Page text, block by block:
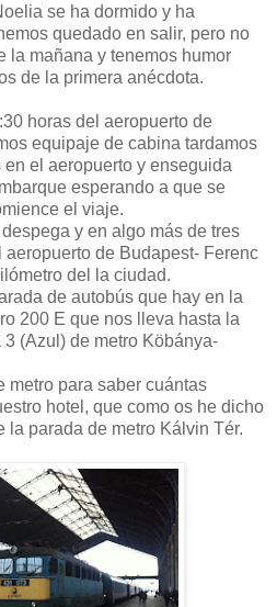
se ha dormido y ha
quedado en salir, pero no
la mañana y tenemos humor
de la primera anécdota.
horas del aeropuerto de
equipaje de cabina tardamos
el aeropuerto y enseguida
esperando a que se
el viaje.
y en algo más de tres
de Budapest- Ferenc
del la ciudad.
de autobús que hay en la
200 E que nos lleva hasta la
(Azul) de metro Köbánya-
metro para saber cuántas
hotel, que como os he dicho
la parada de metro Kálvin Tér.